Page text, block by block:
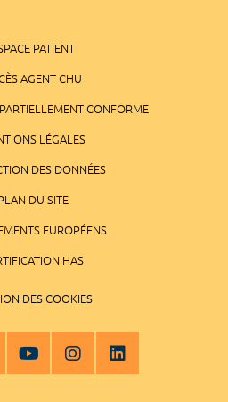
PATIENT
AGENT CHU
CONFORME
LÉGALES
DES DONNÉES
DU SITE
EUROPÉENS
HAS
DES COOKIES